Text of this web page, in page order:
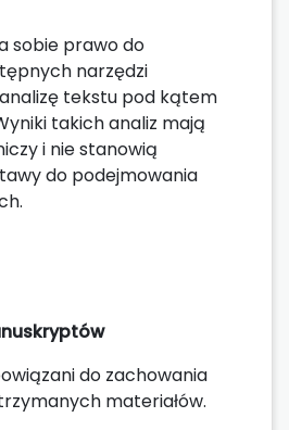
sobie prawo do
narzędzi
tekstu pod kątem
takich analiz mają
i nie stanowią
do podejmowania
do zachowania
materiałów.